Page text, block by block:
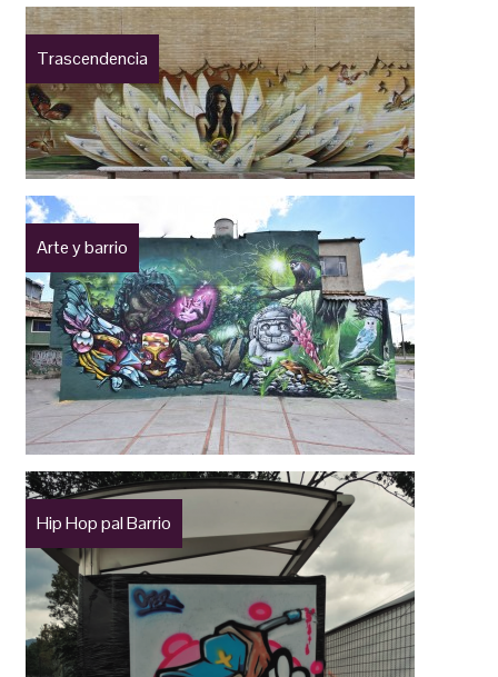
Trascendencia
Arte y barrio
Hip Hop pal Barrio